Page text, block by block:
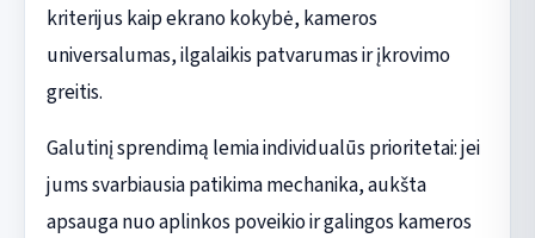
kriterijus kaip ekrano kokybė, kameros
universalumas, ilgalaikis patvarumas ir įkrovimo
greitis.
Galutinį sprendimą lemia individualūs prioritetai: jei
jums svarbiausia patikima mechanika, aukšta
apsauga nuo aplinkos poveikio ir galingos kameros